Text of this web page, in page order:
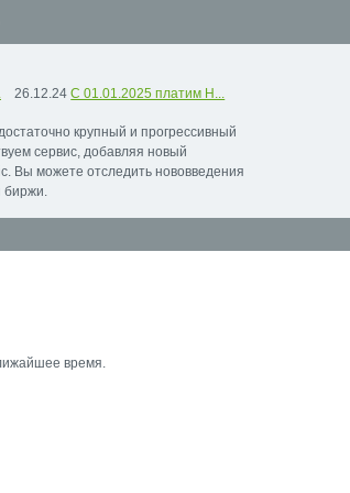
26.12.24С 01.01.2025 платим Н...
крупный и прогрессивный
сервис, добавляя новый
Вы можете отследить нововведения
биржи.
время.